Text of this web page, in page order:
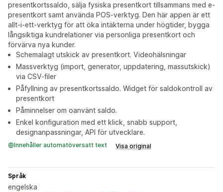
presentkortssaldo, sälja fysiska presentkort tillsammans med e-
presentkort samt använda POS-verktyg. Den här appen är ett
allt-i-ett-verktyg för att öka intäkterna under högtider, bygga
långsiktiga kundrelationer via personliga presentkort och
förvärva nya kunder.
Schemalagt utskick av presentkort. Videohälsningar
Massverktyg (import, generator, uppdatering, massutskick)
via CSV-filer
Påfyllning av presentkortssaldo. Widget för saldokontroll av
presentkort
Påminnelser om oanvänt saldo.
Enkel konfiguration med ett klick, snabb support,
designanpassningar, API för utvecklare.
Innehåller automatöversatt text Visa original
Språk
engelska